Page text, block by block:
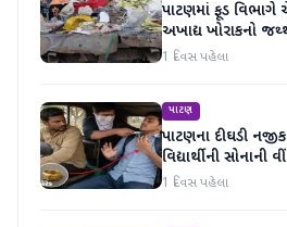
પાટણમાં ફૂડ વિભાગે
અખાદ્ય ખોરાકનો
1 દિવસ પહેલા
પાટણ
પાટણના દીઘડી
વિદ્યાર્થીની સોનાની
1 દિવસ પહેલા